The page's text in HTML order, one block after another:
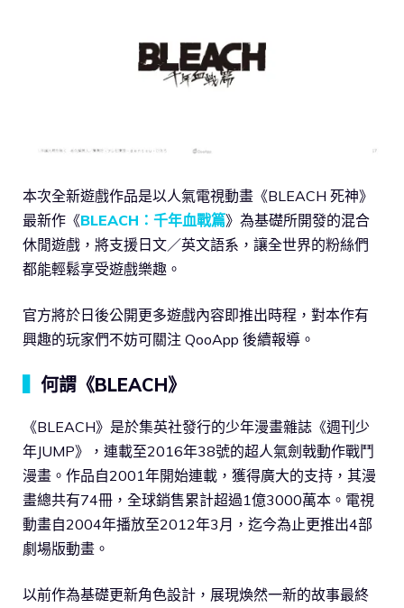
本次全新遊戲作品是以人氣電視動畫《BLEACH 死神》
最新作《BLEACH：千年血戰篇》為基礎所開發的混合
休閒遊戲，將支援日文／英文語系，讓全世界的粉絲們
都能輕鬆享受遊戲樂趣。
官方將於日後公開更多遊戲內容即推出時程，對本作有
興趣的玩家們不妨可關注 QooApp 後續報導。
何謂《BLEACH》
《BLEACH》是於集英社發行的少年漫畫雜誌《週刊少
年JUMP》，連載至2016年38號的超人氣劍戟動作戰鬥
漫畫。作品自2001年開始連載，獲得廣大的支持，其漫
畫總共有74冊，全球銷售累計超過1億3000萬本。電視
動畫自2004年播放至2012年3月，迄今為止更推出4部
劇場版動畫。
以前作為基礎更新角色設計，展現煥然一新的故事最終